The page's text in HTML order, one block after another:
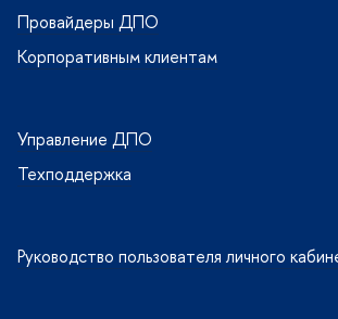
Провайдеры ДПО
Корпоративным клиентам
Управление ДПО
Техподдержка
Руководство пользователя личного